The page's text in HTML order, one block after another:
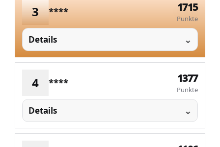
3 **** 1715
Punkte
Details
4 **** 1377
Punkte
Details